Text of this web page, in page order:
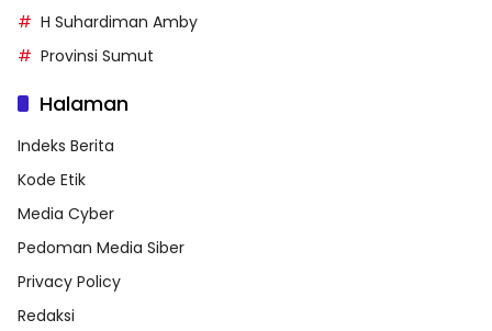
H Suhardiman Amby
Provinsi Sumut
Halaman
Indeks Berita
Kode Etik
Media Cyber
Pedoman Media Siber
Privacy Policy
Redaksi